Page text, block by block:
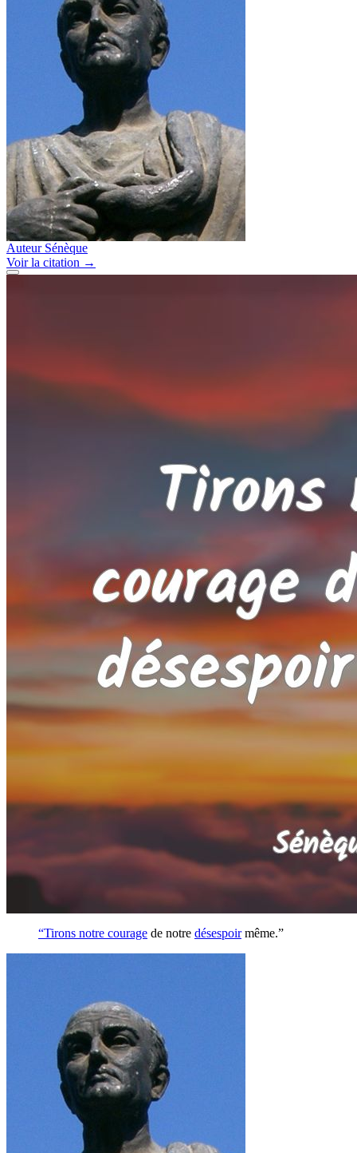
Auteur Sénèque
Voirla citation →
“Tirons notre courage de notre désespoirmême.”